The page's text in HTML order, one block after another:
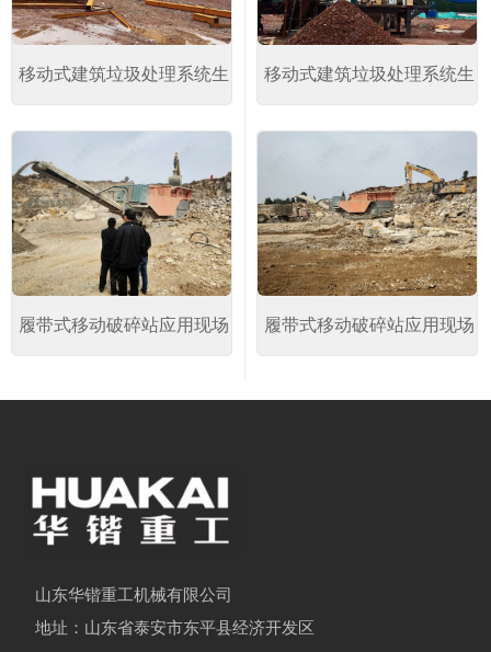
移动式建筑垃圾处理系统生
产现场
履带式移动破碎站应用现场
移动式建筑垃圾处理系统生
产现场
履带式移动破碎站应用现场
山东华锴重工机械有限公司
地址：山东省泰安市东平县经济开发区